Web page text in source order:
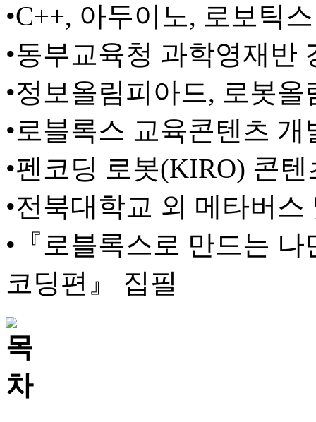
•C++, 아두이노, 로보틱
•동부교육청 과학영재반
•정보올림피아드, 로봇
•로블록스 교육콘텐츠 개
•펜코딩 로봇(KIRO) 콘
•전북대학교 외 메타버
•『로블록스로 만드는
코딩편』 집필